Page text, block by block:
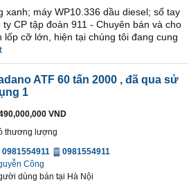
xanh; máy WP10.336 dầu diesel; số tay
CP tập đoàn 911 - Chuyên bán và cho
lốp cỡ lớn, hiện tại chúng tôi đang cung
ATF 60 tấn 2000 , đã qua sử
1
VND
thương lượng
0981554911
0981554911
Công
dùng bán tại Hà Nội